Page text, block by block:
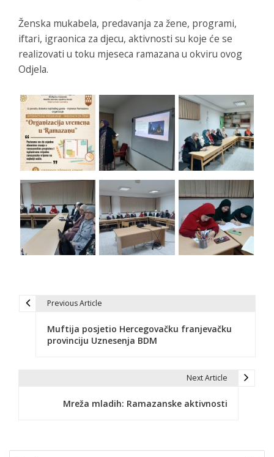
Ženska mukabela, predavanja za žene, programi,
iftari, igraonica za djecu, aktivnosti su koje će se
realizovati u toku mjeseca ramazana u okviru ovog
Odjela.
c
Previous Article
Muftija posjetio Hercegovačku franjevačku
provinciju Uznesenja BDM
Next Article
Mreža mladih: Ramazanske aktivnosti